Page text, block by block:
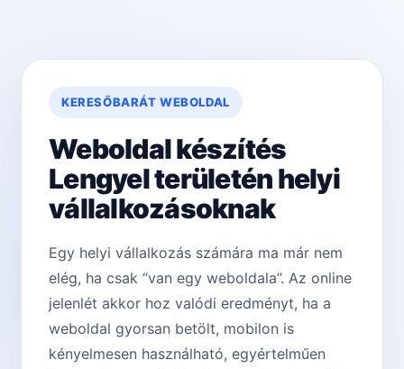
KERESŐBARÁT WEBOLDAL
Weboldal készítés
Lengyel területén helyi
vállalkozásoknak
Egy helyi vállalkozás számára ma már nem
elég, ha csak “van egy weboldala”. Az online
jelenlét akkor hoz valódi eredményt, ha a
weboldal gyorsan betölt, mobilon is
kényelmesen használható, egyértelműen